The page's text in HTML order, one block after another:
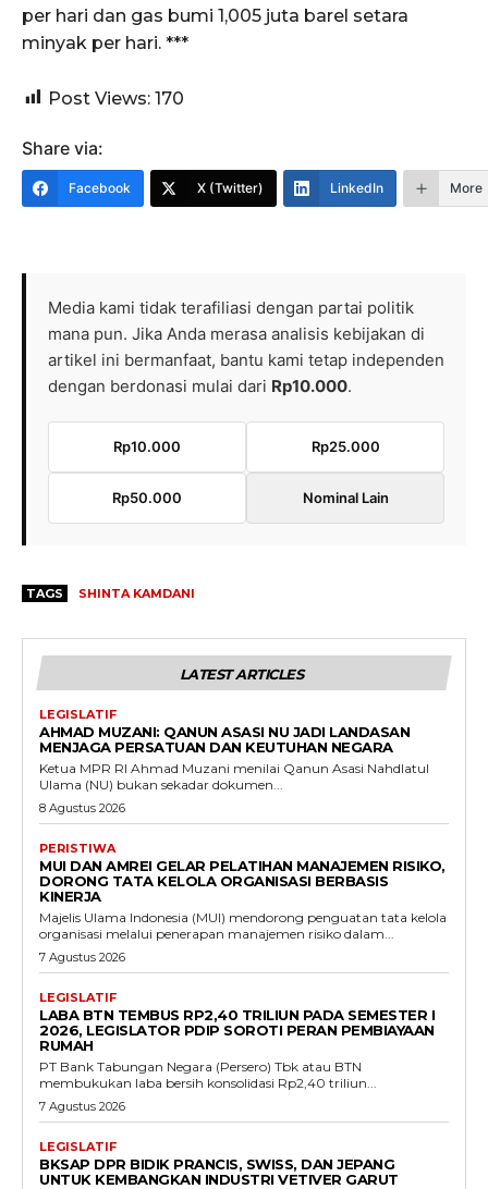
per hari dan gas bumi 1,005 juta barel setara
minyak per hari. ***
Post Views: 170
Share via:
Facebook X (Twitter) LinkedIn More
Media kami tidak terafiliasi dengan partai politik
mana pun. Jika Anda merasa analisis kebijakan di
artikel ini bermanfaat, bantu kami tetap independen
dengan berdonasi mulai dari Rp10.000.
Rp10.000 Rp25.000
Rp50.000 Nominal Lain
TAGS SHINTA KAMDANI
LATEST ARTICLES
LEGISLATIF
AHMAD MUZANI: QANUN ASASI NU JADI LANDASAN
MENJAGA PERSATUAN DAN KEUTUHAN NEGARA
Ketua MPR RI Ahmad Muzani menilai Qanun Asasi Nahdlatul
Ulama (NU) bukan sekadar dokumen...
8 Agustus 2026
PERISTIWA
MUI DAN AMREI GELAR PELATIHAN MANAJEMEN RISIKO,
DORONG TATA KELOLA ORGANISASI BERBASIS
KINERJA
Majelis Ulama Indonesia (MUI) mendorong penguatan tata kelola
organisasi melalui penerapan manajemen risiko dalam...
7 Agustus 2026
LEGISLATIF
LABA BTN TEMBUS RP2,40 TRILIUN PADA SEMESTER I
2026, LEGISLATOR PDIP SOROTI PERAN PEMBIAYAAN
RUMAH
PT Bank Tabungan Negara (Persero) Tbk atau BTN
membukukan laba bersih konsolidasi Rp2,40 triliun...
7 Agustus 2026
LEGISLATIF
BKSAP DPR BIDIK PRANCIS, SWISS, DAN JEPANG
UNTUK KEMBANGKAN INDUSTRI VETIVER GARUT